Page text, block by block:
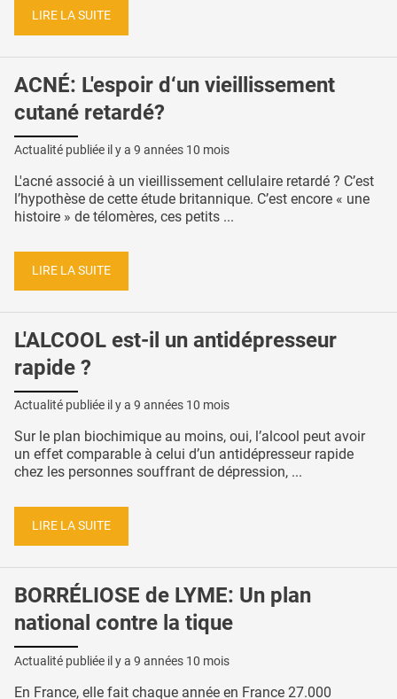
LIRE LA SUITE
ACNÉ: L'espoir d‘un vieillissement
cutané retardé?
Actualité publiée il y a 9 années 10 mois
L'acné associé à un vieillissement cellulaire retardé ? C’est
l’hypothèse de cette étude britannique. C’est encore « une
histoire » de télomères, ces petits ...
LIRE LA SUITE
L'ALCOOL est-il un antidépresseur
rapide ?
Actualité publiée il y a 9 années 10 mois
Sur le plan biochimique au moins, oui, l’alcool peut avoir
un effet comparable à celui d’un antidépresseur rapide
chez les personnes souffrant de dépression, ...
LIRE LA SUITE
BORRÉLIOSE de LYME: Un plan
national contre la tique
Actualité publiée il y a 9 années 10 mois
En France, elle fait chaque année en France 27.000